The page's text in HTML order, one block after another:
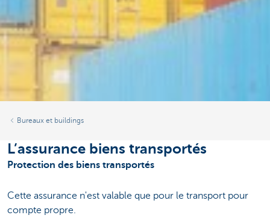
Bureaux et buildings
L’assurance biens transportés
Protection des biens transportés
Cette assurance n'est valable que pour le transport pour
compte propre.